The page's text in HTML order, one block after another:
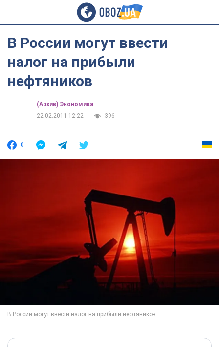
В России могут ввести
налог на прибыли
нефтяников
(Архив) Экономика
22.02.2011 12:22
396
0